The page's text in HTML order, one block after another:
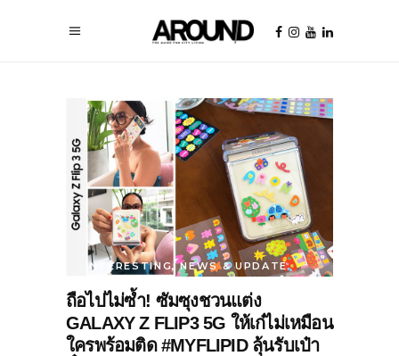
INTERESTING,NEWS & UPDATE
ถือไปไม่ซ้ำ! ซัมซุงชวนแต่ง
GALAXY Z FLIP3 5G ให้เก๋ไม่เหมือน
ใครพร้อมติด #MYFLIPID ลุ้นรับเป๋า